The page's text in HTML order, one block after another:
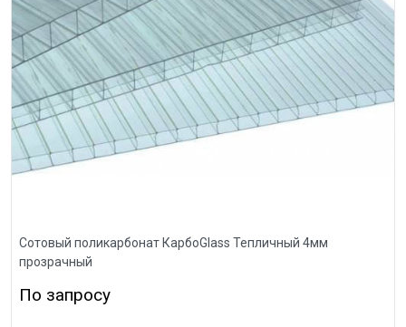
Сотовый поликарбонат КарбоGlass Тепличный 4мм
прозрачный
По запросу